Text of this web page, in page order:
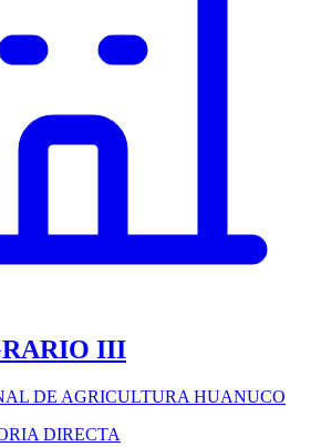
III
DE AGRICULTURA HUANUCO
DIRECTA